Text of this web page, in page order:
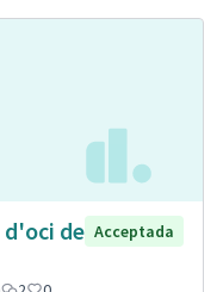
d'oci de Acceptada